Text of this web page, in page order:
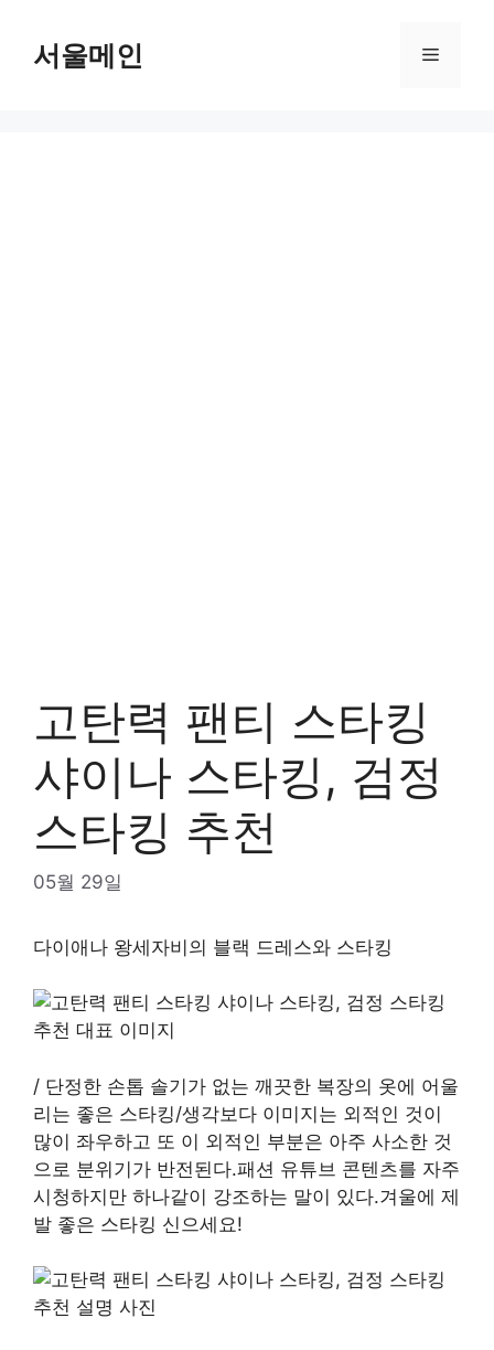
content서울메인 Menu
고탄력 팬티 스타킹
샤이나 스타킹, 검정
스타킹 추천
05월 29일
다이애나 왕세자비의 블랙 드레스와 스타킹
/ 단정한 손톱 솔기가 없는 깨끗한 복장의 옷에 어울
리는 좋은 스타킹/생각보다 이미지는 외적인 것이
많이 좌우하고 또 이 외적인 부분은 아주 사소한 것
으로 분위기가 반전된다.패션 유튜브 콘텐츠를 자주
시청하지만 하나같이 강조하는 말이 있다.겨울에 제
발 좋은 스타킹 신으세요!